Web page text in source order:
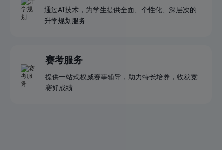
通过AI技术，为学生提供全面、个性化、深层次的
升学规划服务
赛考服务
提供一站式权威赛事辅导，助力特长培养，收获竞
赛好成绩